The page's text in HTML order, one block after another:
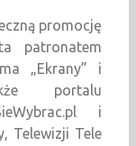
promocję
patronatem
„Ekrany” i
portalu
i
Telewizji Tele